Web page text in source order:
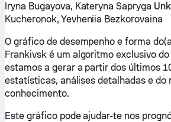
Iryna Bugayova, Kateryna Sapryga
Kucheronok, Yevheniia Bezkorovaina
O gráfico de desempenho e forma
Frankivsk é um algoritmo exclusivo
estamos a gerar a partir dos últimos
estatísticas, análises detalhadas e do
conhecimento.
Este gráfico pode ajudar-te nos